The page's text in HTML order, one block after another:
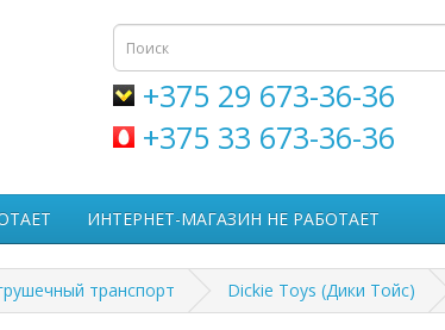
+375 29 673-36-36
+375 33 673-36-36
ИНТЕРНЕТ-МАГАЗИН НЕ РАБОТАЕТ
транспорт Dickie Toys (Дики Тойс)